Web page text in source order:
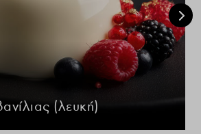
(λευκή)